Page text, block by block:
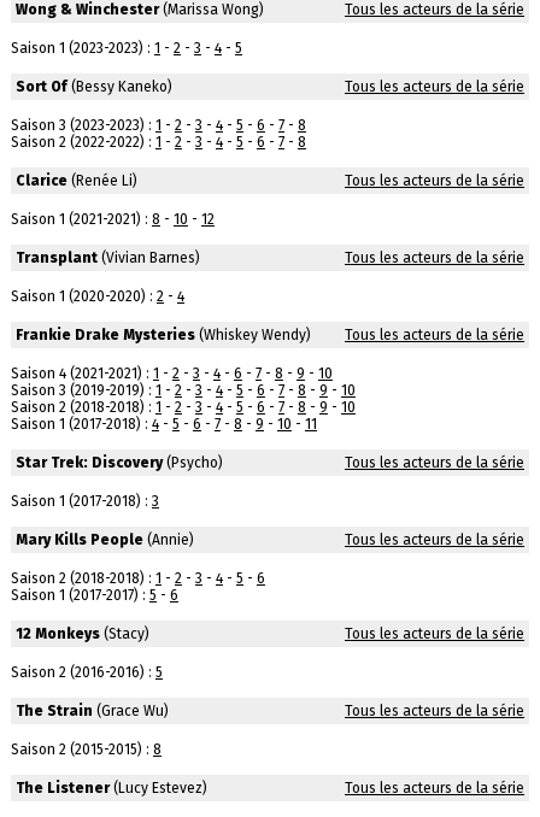
Wong & Winchester(Marissa Wong) Tous les acteurs de la série
Saison 1 (2023-2023) : 1 - 2- 3 - 4- 5
Sort Of(Bessy Kaneko) Tous les acteurs de la série
Saison 3 (2023-2023) : 1 - 2- 3 - 4- 5 - 6 - 7- 8
Saison 2 (2022-2022) : 1 - 2- 3 - 4- 5 - 6 - 7- 8
Clarice(Renée Li) Tous les acteurs de la série
Saison 1 (2021-2021) : 8 - 10 - 12
Transplant(Vivian Barnes) Tous les acteurs de la série
Saison 1 (2020-2020) : 2- 4
Frankie Drake Mysteries(Whiskey Wendy) Tous les acteurs de la série
Saison 4 (2021-2021) : 1 - 2- 3 - 4- 6 - 7- 8 - 9 - 10
Saison 3 (2019-2019) : 1 - 2- 3 - 4- 5 - 6 - 7- 8 - 9 - 10
Saison 2 (2018-2018) : 1 - 2- 3 - 4- 5 - 6 - 7- 8 - 9 - 10
Saison 1 (2017-2018) : 4- 5 - 6 - 7- 8 - 9 - 10 - 11
Star Trek: Discovery(Psycho) Tous les acteurs de la série
Saison 1 (2017-2018) : 3
Mary Kills People(Annie) Tous les acteurs de la série
Saison 2 (2018-2018) : 1 - 2- 3 - 4- 5 - 6
Saison 1 (2017-2017) : 5 - 6
12 Monkeys(Stacy) Tous les acteurs de la série
Saison 2 (2016-2016) : 5
The Strain (Grace Wu) Tous les acteurs de la série
Saison 2 (2015-2015) : 8
The Listener(Lucy Estevez) Tous les acteurs de la série